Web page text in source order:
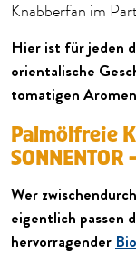
Knabberfan im
Hier ist für jeden
orientalische
tomatigen
Palmölfreie
Wer
eigentlich passen
hervorragender